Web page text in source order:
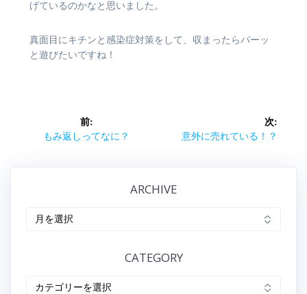
げているのかなと思いました。
真面目にキチンと感染症対策をして、収まったらパーッ
と遊びたいですね！
前:
前
もみ返しってなに？
次:
次
意外に売れている！？
ARCHIVE
CATEGORY